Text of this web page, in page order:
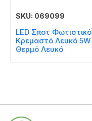
SKU: 069099
LED Σποτ Φωτιστικό
Kρεμαστό Λευκό 5W
Θερμό Λευκό